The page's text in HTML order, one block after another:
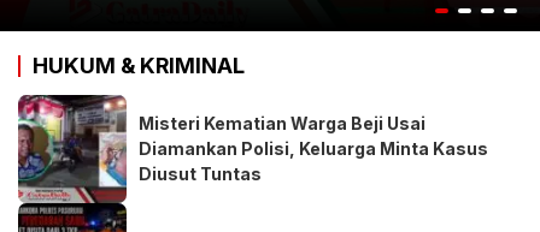
HUKUM & KRIMINAL
Misteri Kematian Warga Beji Usai
Diamankan Polisi, Keluarga Minta Kasus
Diusut Tuntas